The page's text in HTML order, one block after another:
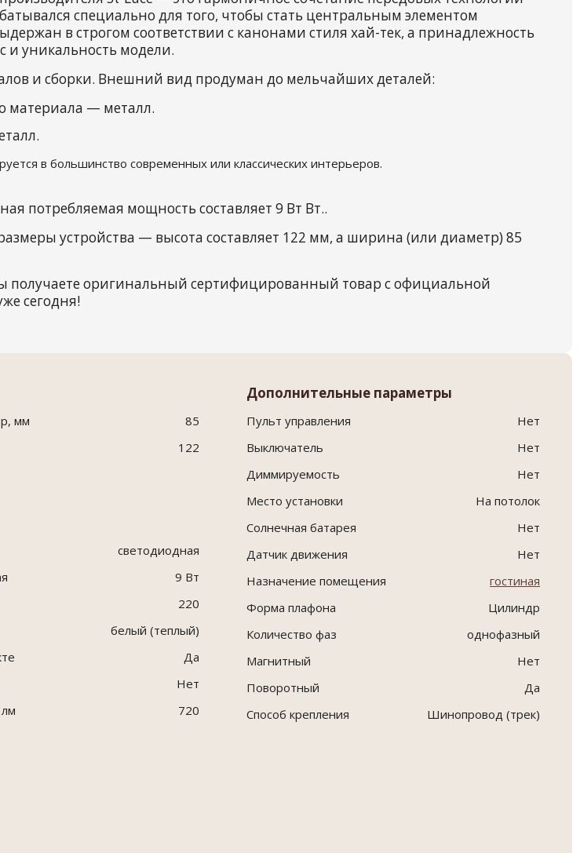
специально для того, чтобы стать центральным элементом
в строгом соответствии с канонами стиля хай-тек, а принадлежность
и уникальность модели.
и сборки. Внешний вид продуман до мельчайших деталей:
материала — металл.
в большинство современных или классических интерьеров.
потребляемая мощность составляет 9 Вт Вт..
устройства — высота составляет 122 мм, а ширина (или диаметр) 85
оригинальный сертифицированный товар с официальной
сегодня!
мм
85
122
светодиодная
9 Вт
220
белый (теплый)
Да
Нет
720
Дополнительные параметры
Пульт управления
Нет
Выключатель
Нет
Диммируемость
Нет
Место установки
На потолок
Солнечная батарея
Нет
Датчик движения
Нет
Назначение помещения
гостиная
Форма плафона
Цилиндр
Количество фаз
однофазный
Магнитный
Нет
Поворотный
Да
Способ крепления
Шинопровод (трек)